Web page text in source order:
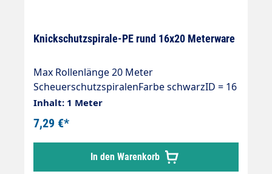
Knickschutzspirale-PE rund 16x20 Meterware
Max Rollenlänge 20 Meter
ScheuerschutzspiralenFarbe schwarzID = 16
mmAD = 20 mm
Inhalt: 1 Meter
7,29 €*
In den Warenkorb